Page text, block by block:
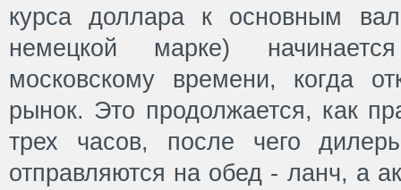
курса доллара к основным
немецкой марке)
московскому времени, когда
рынок. Это продолжается, как
трех часов, после чего
отправляются на обед - ланч, а